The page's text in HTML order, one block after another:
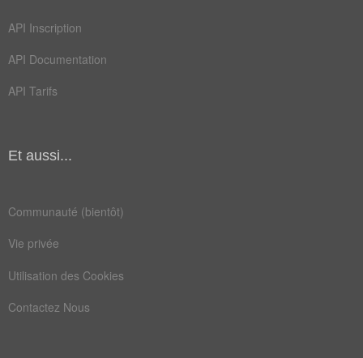
API Inscription
API Documentation
API Tarifs
Et aussi...
Communauté (bientôt)
Vie privée
Utilisation des Cookies
Contactez Nous